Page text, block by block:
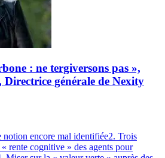
: ne tergiversons pas »,
générale de Nexity
encore mal identifiée2. Trois
rente cognitive » des agents pour